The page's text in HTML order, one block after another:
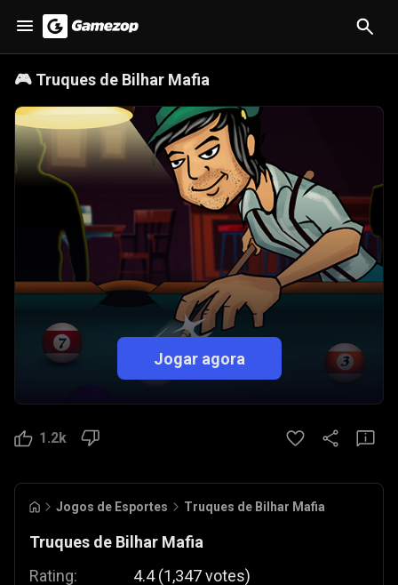
🎮 Truques de Bilhar Mafia
Jogar agora
1.2k
Jogos de Esportes Truques de Bilhar Mafia
Truques de Bilhar Mafia
Rating:
4.4 (1,347votes)